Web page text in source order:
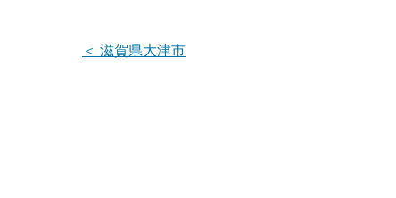
＜ 滋賀県大津市